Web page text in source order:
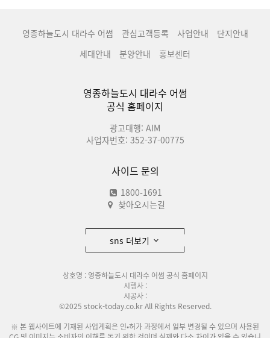
영종하늘도시 대라수 어썸 관심고객등록 사업안내
단지안내
세대안내
분양안내 홍보센터
영종하늘도시 대라수 어썸
공식 홈페이지
광고대행: AIM
사업자번호: 352-37-00775
사이드 문의
1800-1691
찾아오시는길
sns 더보기
상호명 : 영종하늘도시 대라수 어썸 공식 홈페이지
시행사 :
시공사 :
©2025 stock-today.co.kr All Rights Reserved.
※ 본 웹사이트에 기재된 사업계획은 인•허가 과정에서 일부 변경될 수 있으며 사용된